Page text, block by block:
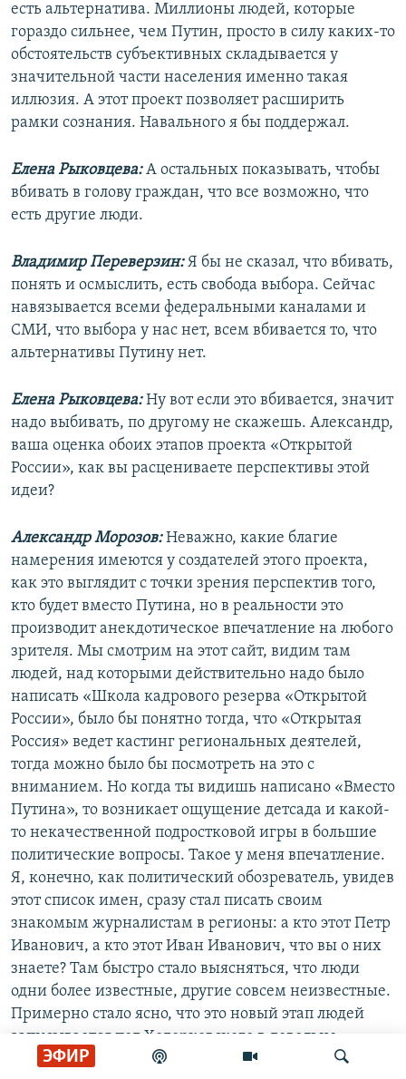
ЭФИР
есть альтернатива. Миллионы людей, которые
гораздо сильнее, чем Путин, просто в силу каких-то
обстоятельств субъективных складывается у
значительной части населения именно такая
иллюзия. А этот проект позволяет расширить
рамки сознания. Навального я бы поддержал.
Елена Рыковцева:А остальных показывать, чтобы
вбивать в голову граждан, что все возможно, что
есть другие люди.
Владимир Переверзин:Я бы не сказал, что вбивать,
понять и осмыслить, есть свобода выбора. Сейчас
навязывается всеми федеральными каналами и
СМИ, что выбора у нас нет, всем вбивается то, что
альтернативы Путину нет.
Елена Рыковцева:Ну вот если это вбивается, значит
надо выбивать, по другому не скажешь. Александр,
ваша оценка обоих этапов проекта «Открытой
России», как вы расцениваете перспективы этой
идеи?
Александр Морозов:Неважно, какие благие
намерения имеются у создателей этого проекта,
как это выглядит с точки зрения перспектив того,
кто будет вместо Путина, но в реальности это
производит анекдотическое впечатление на любого
зрителя. Мы смотрим на этот сайт, видим там
людей, над которыми действительно надо было
написать «Школа кадрового резерва «Открытой
России», было бы понятно тогда, что «Открытая
Россия» ведет кастинг региональных деятелей,
тогда можно было бы посмотреть на это с
вниманием. Но когда ты видишь написано «Вместо
Путина», то возникает ощущение детсада и какой-
то некачественной подростковой игры в большие
политические вопросы. Такое у меня впечатление.
Я, конечно, как политический обозреватель, увидев
этот список имен, сразу стал писать своим
знакомым журналистам в регионы: а кто этот Петр
Иванович, а кто этот Иван Иванович, что вы о них
знаете? Там быстро стало выясняться, что люди
одни более известные, другие совсем неизвестные.
Примерно стало ясно, что это новый этап людей
записывается под Ходорковского в довольно
опасную игру региональную, непонятно, зачем. Но